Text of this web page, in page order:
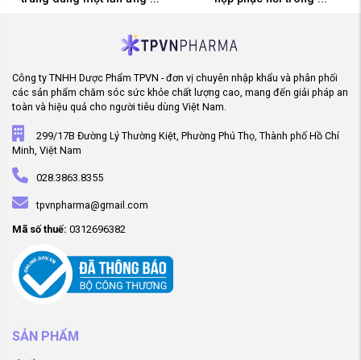
Công ty TNHH Dược Phẩm TPVN - đơn vị chuyên nhập khẩu và phân phối
các sản phẩm chăm sóc sức khỏe chất lượng cao, mang đến giải pháp an
toàn và hiệu quả cho người tiêu dùng Việt Nam.
299/17B Đường Lý Thường Kiệt, Phường Phú Thọ, Thành phố Hồ Chí
Minh, Việt Nam
028.3863.8355
tpvnpharma@gmail.com
Mã số thuế: 0312696382
SẢN PHẨM